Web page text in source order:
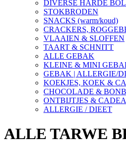
DIVERSE HARDE
STOKBRODEN
SNACKS (warm/koud)
CRACKERS,
VLAAIEN & SLOFFEN
TAART & SCHNITT
ALLE GEBAK
KLEINE & MINI
GEBAK | ALLERGIE/
KOEKJES, KOEK &
CHOCOLADE &
ONTBIJTJES &
ALLERGIE / DIEET
ALLE TARWE